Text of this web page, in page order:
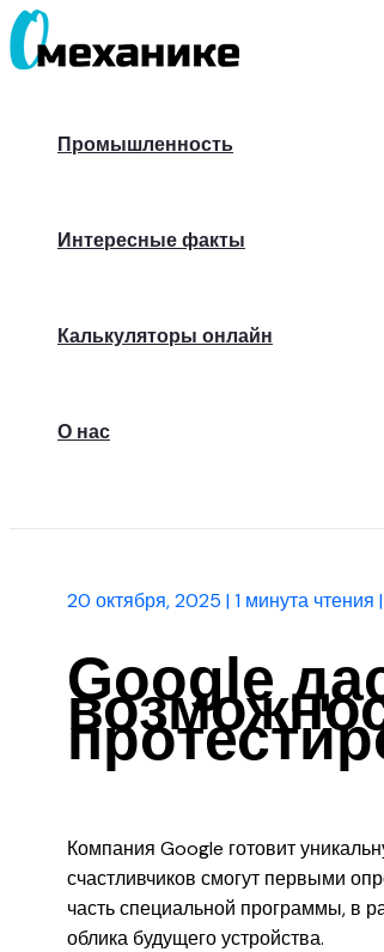
Перейти
к
Промышленность
Интересные факты
Калькуляторы онлайн
О нас
20 октября, 2025 |1 минута чтения |
Google
Компания Google готовит
счастливчиков смогут первыми
часть специальной программы, в
облика будущего устройства.